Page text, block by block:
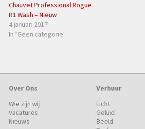
Chauvet Professional Rogue
R1 Wash – Nieuw
4 januari 2017
In "Geen categorie"
Over Ons
Wie zijn wij
Vacatures
Nieuws
Verhuur
Licht
Geluid
Beeld